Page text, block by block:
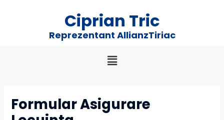
Ciprian Tric
Reprezentant AllianzTiriac
Formular Asigurare